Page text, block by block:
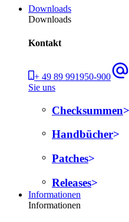
Downloads
Downloads
Kontakt
+ 49 89 991950-900
Sie uns
Checksummen
Handbücher
Patches
Releases
Informationen
Informationen